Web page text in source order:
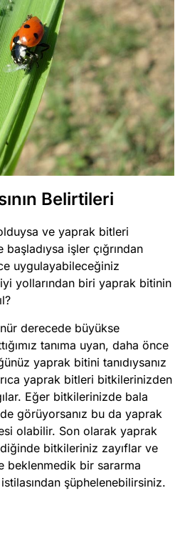
Belirtileri
ve yaprak bitleri
işler çığrından
uygulayabileceğiniz
yollarından biri yaprak bitinin
derecede büyükse
tanıma uyan, daha önce
yaprak bitini tanıdıysanız
yaprak bitleri bitkilerinizden
Eğer bitkilerinizde bala
görüyorsanız bu da yaprak
olabilir. Son olarak yaprak
bitkileriniz zayıflar ve
beklenmedik bir sararma
şüphelenebilirsiniz.